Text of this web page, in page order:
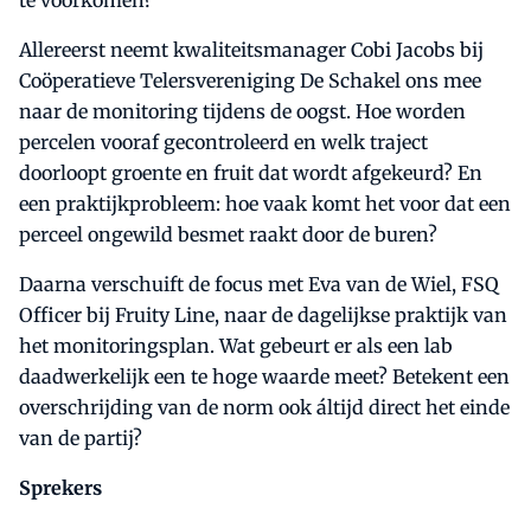
Allereerst neemt kwaliteitsmanager Cobi Jacobs bij
Coöperatieve Telersvereniging De Schakel ons mee
naar de monitoring tijdens de oogst. Hoe worden
percelen vooraf gecontroleerd en welk traject
doorloopt groente en fruit dat wordt afgekeurd? En
een praktijkprobleem: hoe vaak komt het voor dat een
perceel ongewild besmet raakt door de buren?
Daarna verschuift de focus met Eva van de Wiel, FSQ
Officer bij Fruity Line, naar de dagelijkse praktijk van
het monitoringsplan. Wat gebeurt er als een lab
daadwerkelijk een te hoge waarde meet? Betekent een
overschrijding van de norm ook áltijd direct het einde
van de partij?
Sprekers